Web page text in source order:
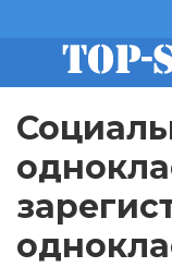
основному
содержанию
footer
menu